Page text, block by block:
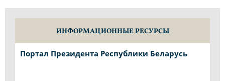
ИНФОРМАЦИОННЫЕ РЕСУРСЫ
Портал Президента Республики Беларусь